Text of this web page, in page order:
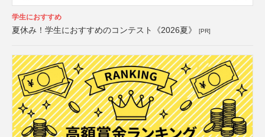
学生におすすめ
夏休み！学生におすすめのコンテスト《2026夏》 [PR]